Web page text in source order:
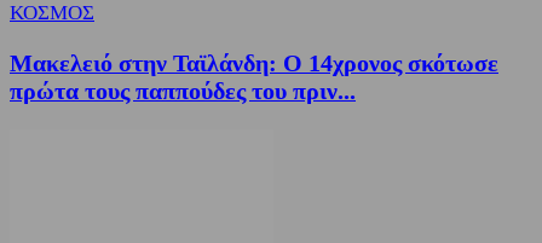
ΚΟΣΜΟΣ
Μακελειό στην Ταϊλάνδη: Ο 14χρονος σκότωσε
πρώτα τους παππούδες του πριν...